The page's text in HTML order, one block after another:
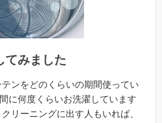
てみました
ンをどのくらいの期間使ってい
に何度くらいお洗濯しています
リーニングに出す人もいれば、